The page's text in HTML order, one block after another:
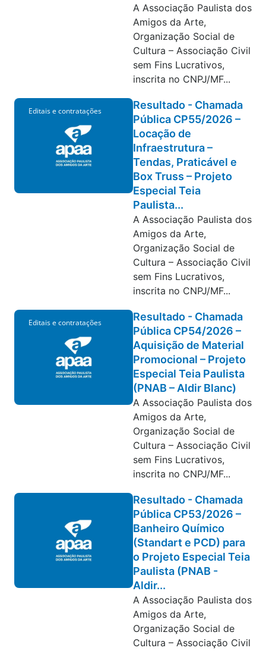
A Associação Paulista dos
Amigos da Arte,
Organização Social de
Cultura – Associação Civil
sem Fins Lucrativos,
inscrita no CNPJ/MF...
Editais e contratações
Resultado - Chamada
Pública CP55/2026 –
Locação de
Infraestrutura –
Tendas, Praticável e
Box Truss – Projeto
Especial Teia
Paulista...
A Associação Paulista dos
Amigos da Arte,
Organização Social de
Cultura – Associação Civil
sem Fins Lucrativos,
inscrita no CNPJ/MF...
Editais e contratações
Resultado - Chamada
Pública CP54/2026 –
Aquisição de Material
Promocional – Projeto
Especial Teia Paulista
(PNAB – Aldir Blanc)
A Associação Paulista dos
Amigos da Arte,
Organização Social de
Cultura – Associação Civil
sem Fins Lucrativos,
inscrita no CNPJ/MF...
Resultado - Chamada
Pública CP53/2026 –
Banheiro Químico
(Standart e PCD) para
o Projeto Especial Teia
Paulista (PNAB -
Aldir...
A Associação Paulista dos
Amigos da Arte,
Organização Social de
Cultura – Associação Civil